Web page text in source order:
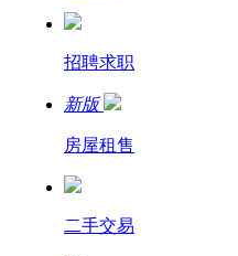
招聘求职
新版
房屋租售
二手交易